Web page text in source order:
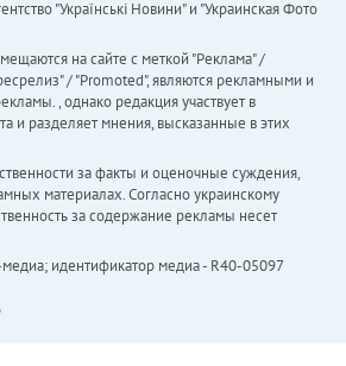
"Українськi Новини" и "Украинская Фото
на сайте с меткой "Реклама" /
/ "Promoted", являются рекламными и
, однако редакция участвует в
и разделяет мнения, высказанные в этих
за факты и оценочные суждения,
материалах. Согласно украинскому
за содержание рекламы несет
идентификатор медиа - R40-05097